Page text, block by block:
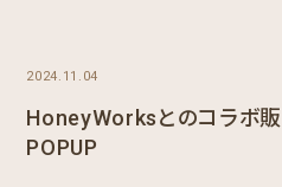
2024.11.04
HoneyWorksとのコラボ
POPUP